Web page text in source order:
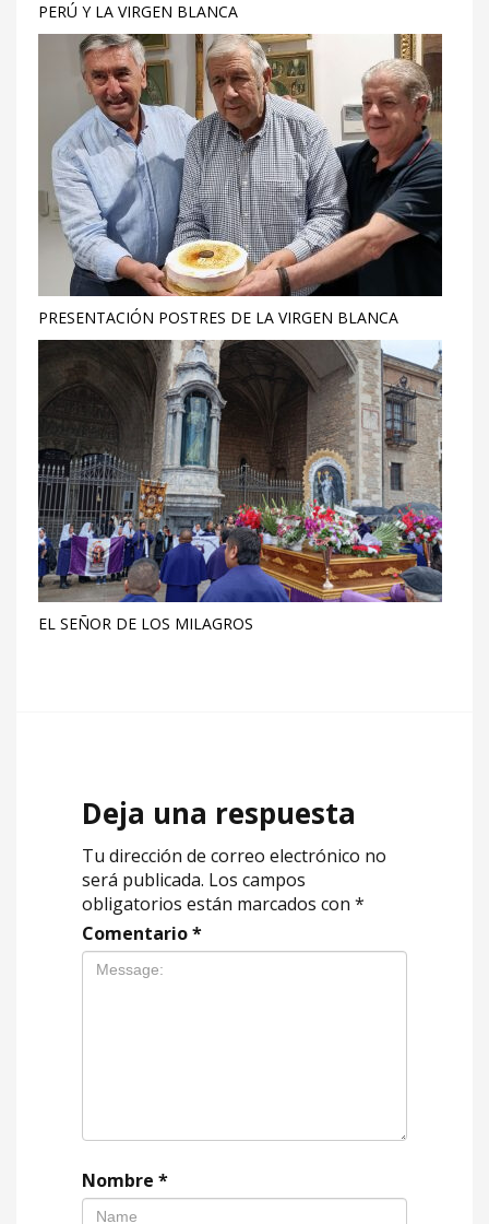
PERÚ Y LA VIRGEN BLANCA
PRESENTACIÓN POSTRES DE LA VIRGEN BLANCA
EL SEÑOR DE LOS MILAGROS
Deja una respuesta
Tu dirección de correo electrónico no
será publicada. Los campos
obligatorios están marcados con *
Comentario*
Nombre *